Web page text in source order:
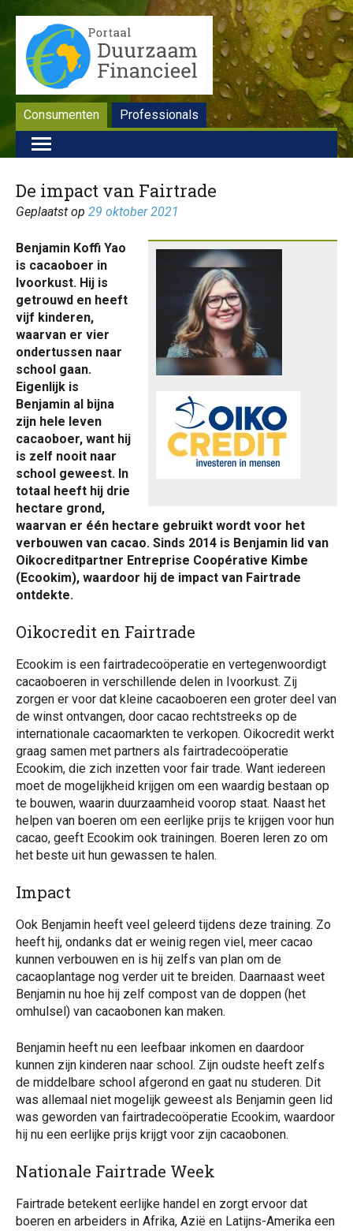
Consumenten Professionals
De impact van Fairtrade
Geplaatst op 29 oktober 2021
Benjamin Koffi Yao
is cacaoboer in
Ivoorkust. Hij is
getrouwd en heeft
vijf kinderen,
waarvan er vier
ondertussen naar
school gaan.
Eigenlijk is
Benjamin al bijna
zijn hele leven
cacaoboer, want hij
is zelf nooit naar
school geweest. In
totaal heeft hij drie
hectare grond,
waarvan er één hectare gebruikt wordt voor het
verbouwen van cacao. Sinds 2014 is Benjamin lid van
Oikocreditpartner Entreprise Coopérative Kimbe
(Ecookim), waardoor hij de impact van Fairtrade
ontdekte.
Oikocredit en Fairtrade
Ecookim is een fairtradecoöperatie en vertegenwoordigt
cacaoboeren in verschillende delen in Ivoorkust. Zij
zorgen er voor dat kleine cacaoboeren een groter deel van
de winst ontvangen, door cacao rechtstreeks op de
internationale cacaomarkten te verkopen. Oikocredit werkt
graag samen met partners als fairtradecoöperatie
Ecookim, die zich inzetten voor fair trade. Want iedereen
moet de mogelijkheid krijgen om een waardig bestaan op
te bouwen, waarin duurzaamheid voorop staat. Naast het
helpen van boeren om een eerlijke prijs te krijgen voor hun
cacao, geeft Ecookim ook trainingen. Boeren leren zo om
het beste uit hun gewassen te halen.
Impact
Ook Benjamin heeft veel geleerd tijdens deze training. Zo
heeft hij, ondanks dat er weinig regen viel, meer cacao
kunnen verbouwen en is hij zelfs van plan om de
cacaoplantage nog verder uit te breiden. Daarnaast weet
Benjamin nu hoe hij zelf compost van de doppen (het
omhulsel) van cacaobonen kan maken.
Benjamin heeft nu een leefbaar inkomen en daardoor
kunnen zijn kinderen naar school. Zijn oudste heeft zelfs
de middelbare school afgerond en gaat nu studeren. Dit
was allemaal niet mogelijk geweest als Benjamin geen lid
was geworden van fairtradecoöperatie Ecookim, waardoor
hij nu een eerlijke prijs krijgt voor zijn cacaobonen.
Nationale Fairtrade Week
Fairtrade betekent eerlijke handel en zorgt ervoor dat
boeren en arbeiders in Afrika, Azië en Latijns-Amerika een